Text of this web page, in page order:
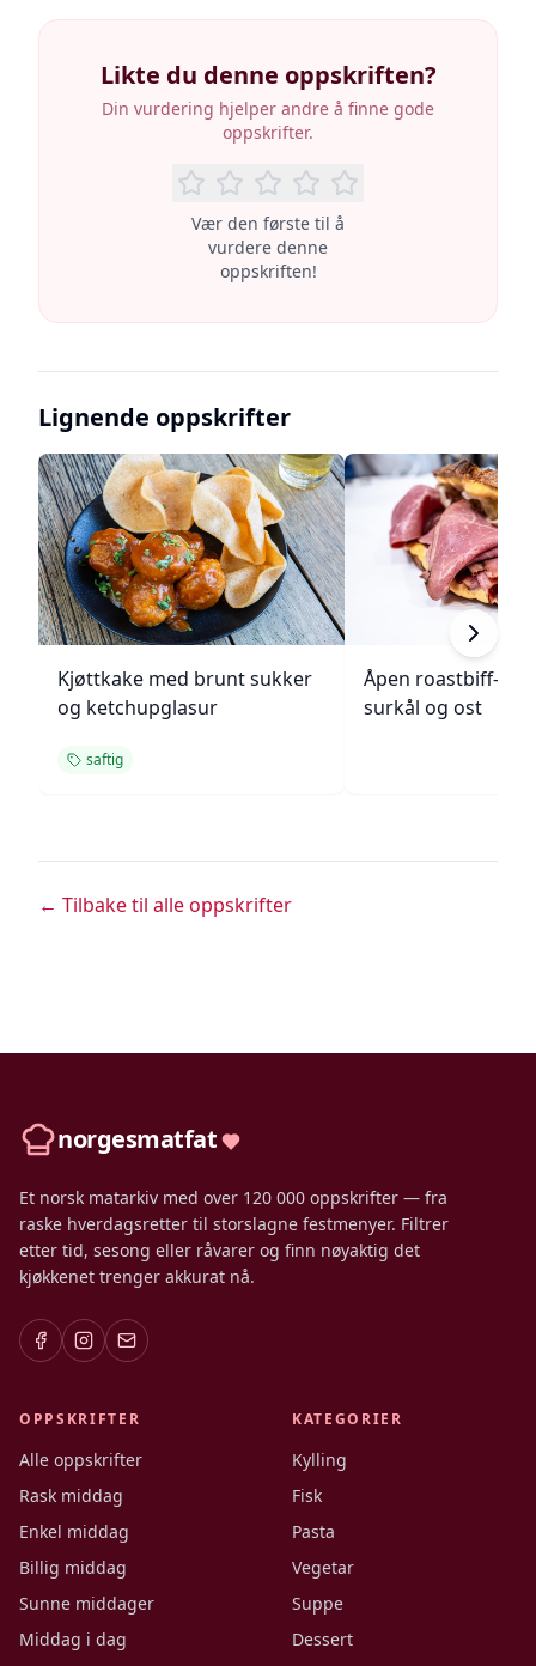
Likte du denne oppskriften?
Din vurdering hjelper andre å finne gode
oppskrifter.
Vær den første til å
vurdere denne
oppskriften!
Lignende oppskrifter
Kjøttkake med brunt sukker
og ketchupglasur
saftig
Åpen roastbiff-
surkål og ost
← Tilbake til alle oppskrifter
norgesmatfat
Et norsk matarkiv med over 120 000 oppskrifter — fra
raske hverdagsretter til storslagne festmenyer. Filtrer
etter tid, sesong eller råvarer og finn nøyaktig det
kjøkkenet trenger akkurat nå.
OPPSKRIFTER
Alle oppskrifter
Rask middag
Enkel middag
Billig middag
Sunne middager
Middag i dag
KATEGORIER
Kylling
Fisk
Pasta
Vegetar
Suppe
Dessert